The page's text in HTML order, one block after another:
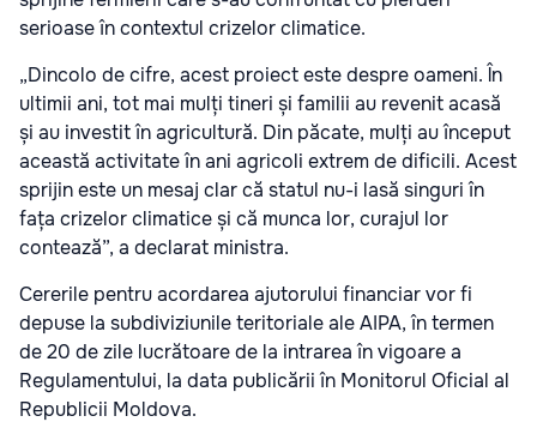
serioase în contextul crizelor climatice.
„Dincolo de cifre, acest proiect este despre oameni. În
ultimii ani, tot mai mulți tineri și familii au revenit acasă
și au investit în agricultură. Din păcate, mulți au început
această activitate în ani agricoli extrem de dificili. Acest
sprijin este un mesaj clar că statul nu-i lasă singuri în
fața crizelor climatice și că munca lor, curajul lor
contează”, a declarat ministra.
Cererile pentru acordarea ajutorului financiar vor fi
depuse la subdiviziunile teritoriale ale AIPA, în termen
de 20 de zile lucrătoare de la intrarea în vigoare a
Regulamentului, la data publicării în Monitorul Oficial al
Republicii Moldova.